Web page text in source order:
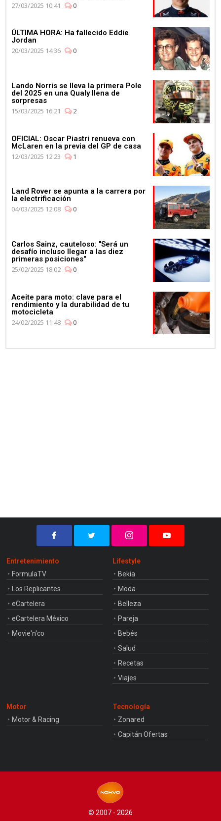
27/03/2025 10:41
0
ÚLTIMA HORA: Ha fallecido Eddie
Jordan
20/03/2025 14:36
0
Lando Norris se lleva la primera Pole
del 2025 en una Qualy llena de
sorpresas
15/03/2025 16:21
2
OFICIAL: Oscar Piastri renueva con
McLaren en la previa del GP de casa
12/03/2025 12:23
1
Land Rover se apunta a la carrera por
la electrificación
04/03/2025 12:08
0
Carlos Sainz, cauteloso: "Será un
desafío incluso llegar a las diez
primeras posiciones"
25/02/2025 18:02
0
Aceite para moto: clave para el
rendimiento y la durabilidad de tu
motocicleta
24/02/2025 11:48
0
Entretenimiento
FormulaTV
Los Replicantes
eCartelera
eCartelera México
Movie'n'co
Lifestyle
Bekia
Moda
Belleza
Pareja
Bebés
Salud
Recetas
Viajes
Motor
Motor & Racing
Tecnología
Zonared
Capitán Ofertas
© 2007 - 2026